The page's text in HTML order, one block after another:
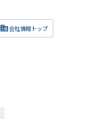
corporate_fare会社情報トップ